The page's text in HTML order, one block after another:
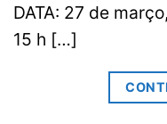
DATA: 27 de
15 h […]